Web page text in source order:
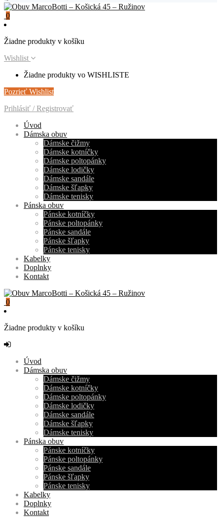
0
Žiadne produkty v košíku
Wishlist
Žiadne produkty vo WISHLISTE
Pozrieť Wishlist
Prihlásiť / Registrovať
Úvod
Dámska obuv
Dámske čižmy
Dámske kotníčky
Dámske poltopánky
Dámske lodičky
Dámske sandále
Dámske šľapky
Dámske tenisky
Pánska obuv
Pánske kotníčky
Pánske poltopánky
Pánske sandále
Pánske šľapky
Pánske tenisky
Kabelky
Doplnky
Kontakt
0
Žiadne produkty v košíku
Úvod
Dámska obuv
Dámske čižmy
Dámske kotníčky
Dámske poltopánky
Dámske lodičky
Dámske sandále
Dámske šľapky
Dámske tenisky
Pánska obuv
Pánske kotníčky
Pánske poltopánky
Pánske sandále
Pánske šľapky
Pánske tenisky
Kabelky
Doplnky
Kontakt